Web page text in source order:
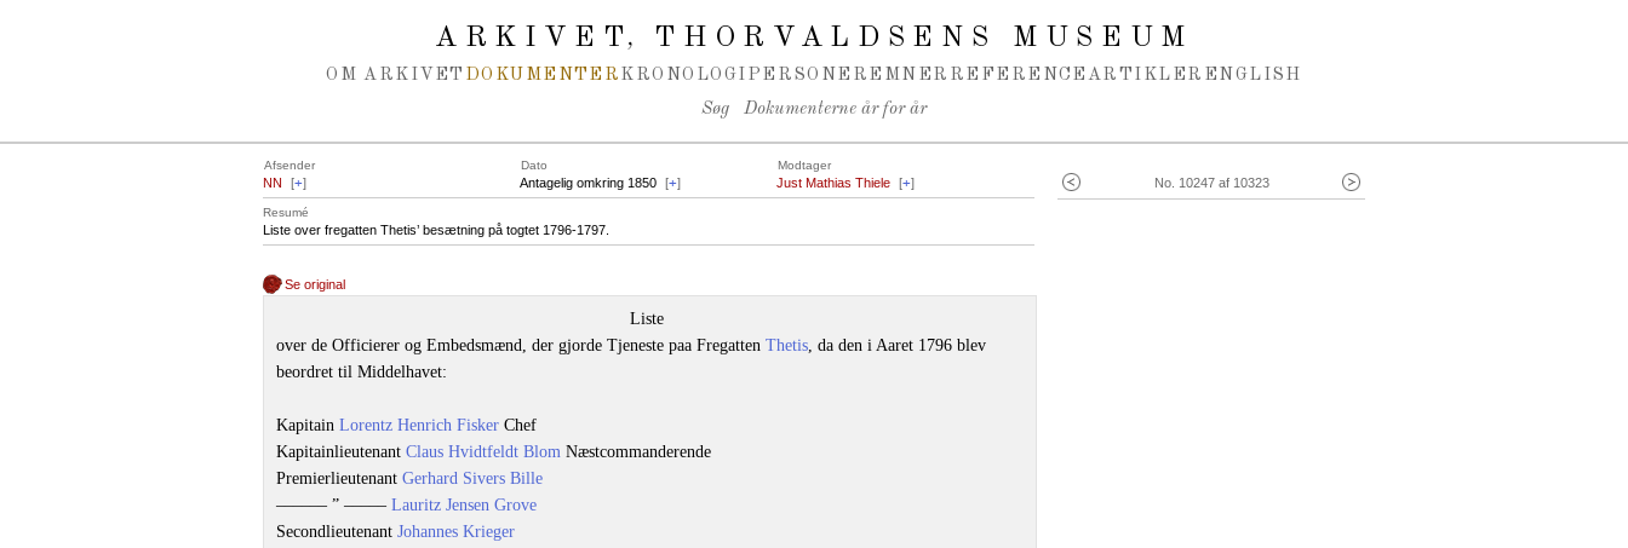
ARKIVET, THORVALDSENS MUSEUM
OM ARKIVET DOKUMENTER KRONOLOGI PERSONER EMNER REFERENCEARTIKLER ENGLISH
Søg Dokumenterne år for år
No. 10247 af 10323
Afsender Dato Modtager
NN [+] Antagelig omkring 1850 [+] Just Mathias Thiele [+]
Resumé
Liste over fregatten Thetis’ besætning på togtet 1796-1797.
Se original
Liste
over de Officierer og Embedsmænd, der gjorde Tjeneste paa Fregatten Thetis, da den i Aaret 1796 blev
beordret til Middelhavet:
Kapitain Lorentz Henrich Fisker Chef
Kapitainlieutenant Claus Hvidtfeldt Blom Næstcommanderende
Premierlieutenant Gerhard Sivers Bille
–––––– ” ––––– Lauritz Jensen Grove
Secondlieutenant Johannes Krieger